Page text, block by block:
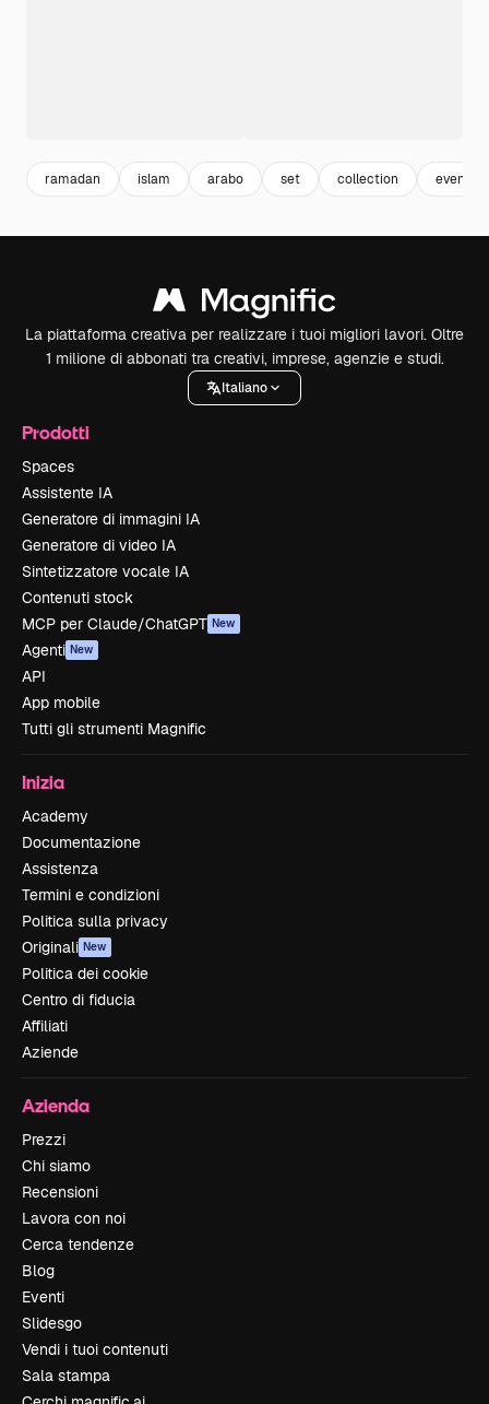
ramadan islam arabo set collection event
La piattaforma creativa per realizzare i tuoi migliori lavori. Oltre
1 milione di abbonati tra creativi, imprese, agenzie e studi.
Italiano
Prodotti
Spaces
Assistente IA
Generatore di immagini IA
Generatore di video IA
Sintetizzatore vocale IA
Contenuti stock
MCP per Claude/ChatGPT New
Agenti New
API
App mobile
Tutti gli strumenti Magnific
Inizia
Academy
Documentazione
Assistenza
Termini e condizioni
Politica sulla privacy
Originali New
Politica dei cookie
Centro di fiducia
Affiliati
Aziende
Azienda
Prezzi
Chi siamo
Recensioni
Lavora con noi
Cerca tendenze
Blog
Eventi
Slidesgo
Vendi i tuoi contenuti
Sala stampa